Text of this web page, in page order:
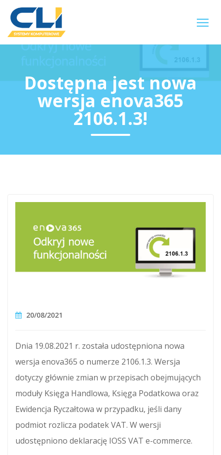
Dostępna jest nowa
wersja enova365
2106.1.3!
20/08/2021
Dnia 19.08.2021 r. została udostępniona nowa
wersja enova365 o numerze 2106.1.3. Wersja
dotyczy głównie zmian w przepisach obejmujących
moduły Księga Handlowa, Księga Podatkowa oraz
Ewidencja Ryczałtowa w przypadku, jeśli dany
podmiot rozlicza podatek VAT. W wersji
udostępniono deklarację IOSS VAT e-commerce.